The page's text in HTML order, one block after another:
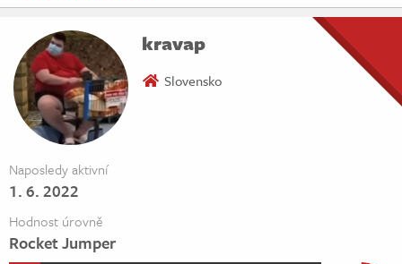
Videa
Soutěže
Databáze
Komunita
Redakce
kravap
Slovensko
Naposledy aktivní
1. 6. 2022
Hodnost úrovně
Rocket Jumper